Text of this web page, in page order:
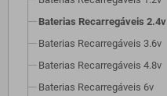
Baterias Recarregáveis 2.4v
Baterias Recarregáveis 3.6v
Baterias Recarregáveis 4.8v
Baterias Recarregáveis 6v